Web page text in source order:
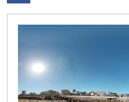
Cala
Blanca
-
Primera
Caleta